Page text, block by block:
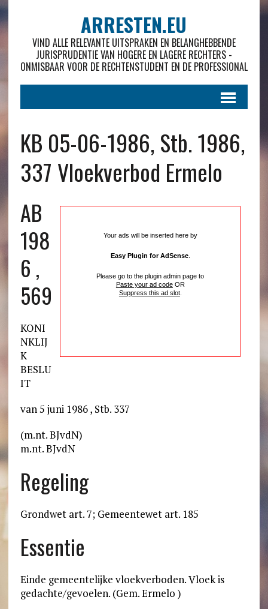
ARRESTEN.EU
VIND ALLE RELEVANTE UITSPRAKEN EN BELANGHEBBENDE
JURISPRUDENTIE VAN HOGERE EN LAGERE RECHTERS -
ONMISBAAR VOOR DE RECHTENSTUDENT EN DE PROFESSIONAL
KB 05-06-1986, Stb. 1986,
337 Vloekverbod Ermelo
Your ads will be inserted here by
Easy Plugin for AdSense.
Please go to the plugin admin page to
Paste your ad codeOR
Suppress this ad slot.
AB
198
6 ,
569
KONI
NKLIJ
K
BESLU
IT
van 5 juni 1986 , Stb. 337
(m.nt. BJvdN)
m.nt. BJvdN
Regeling
Grondwet art. 7; Gemeentewet art. 185
Essentie
Einde gemeentelijke vloekverboden. Vloek is
gedachte/gevoelen. (Gem. Ermelo )